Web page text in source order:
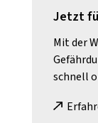
Jetzt
Mit der
schnell